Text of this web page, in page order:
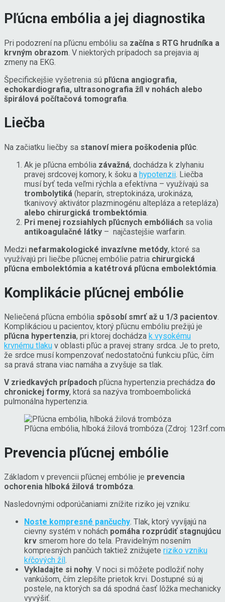
Pľúcna embólia a jej diagnostika
Pri podozrení na pľúcnu embóliu sa začína s RTG hrudníka a
krvným obrazom . V niektorých prípadoch sa prejavia aj
zmeny na EKG.
Špecifickejšie vyšetrenia sú pľúcna angiografia,
echokardiografia, ultrasonografia žíl v nohách alebo
špirálová počítačová tomografia
Liečba
Na začiatku liečby sa stanoví miera poškodenia pľúc.
Ak je pľúcna embólia závažná, dochádza k zlyhaniu
pravej srdcovej komory, k šoku a hypotenzii. Liečba
musí byť teda veľmi rýchla a efektívna – využívajú sa
trombolytiká (heparín, streptokináza, urokináza,
tkanivový aktivátor plazminogénu altepláza a retepláza)
alebo chirurgická trombektómia.
Pri menej rozsiahlych pľúcnych embóliách sa volia
antikoagulačné látky – najčastejšie warfarin.
Medzi nefarmakologické invazívne metódy, ktoré sa
využívajú pri liečbe pľúcnej embólie patria chirurgická
pľúcna embolektómia a katétrová pľúcna embolektómia.
Komplikácie pľúcnej embólie
Neliečená pľúcna embólia spôsobí smrť až u 1/3 pacientov.
Komplikáciou u pacientov, ktorý pľúcnu embóliu prežijú je
pľúcna hypertenzia, pri ktorej dochádza k vysokému
krvnému tlaku v oblasti pľúc a pravej strany srdca. Je to preto,
že srdce musí kompenzovať nedostatočnú funkciu pľúc, čím
sa pravá strana viac namáha a zvyšuje sa tlak.
V zriedkavých prípadoch pľúcna hypertenzia prechádza do
chronickej formy, ktorá sa nazýva tromboembolická
pulmonálna hypertenzia.
Pľúcna embólia, hlboká žilová trombóza (Zdroj:
Prevencia pľúcnej embólie
Základom v prevencii pľúcnej embólie je prevencia
ochorenia hlboká žilová trombóza.
Nasledovnými odporúčaniami znížite riziko jej vzniku:
Noste kompresné pančuchy. Tlak, ktorý vyvíjajú na
cievny systém v nohách pomáha rozprúdiť stagnujúcu
krv smerom hore do tela. Pravidelným nosením
kompresných pančúch taktiež znižujete riziko vzniku
kŕčových žíl.
Vykladajte si nohy. V noci si môžete podložiť nohy
vankúšom, čím zlepšíte prietok krvi. Dostupné sú aj
postele, na ktorých sa dá spodná časť lôžka mechanicky
vyvýšiť.